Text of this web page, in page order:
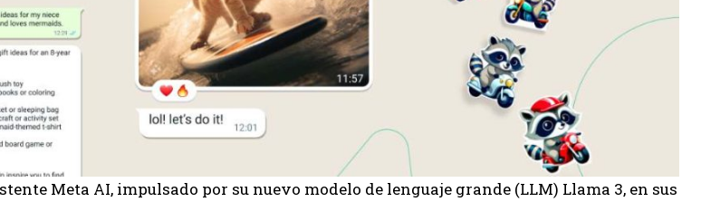
Meta AI, impulsado por su nuevo modelo de lenguaje grande (LLM) Llama 3, en sus